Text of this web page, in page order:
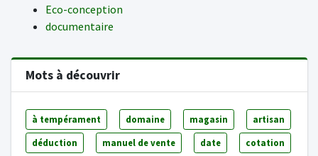
Eco-conception
documentaire
Mots à découvrir
à tempérament domaine magasin artisan
déduction manuel de vente date cotation